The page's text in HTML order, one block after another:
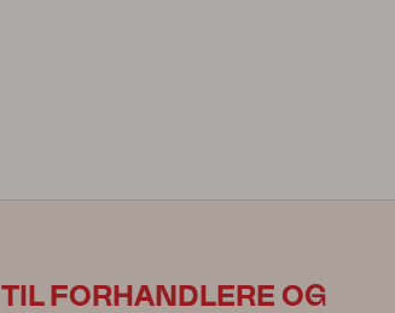
TIL FORHANDLERE OG